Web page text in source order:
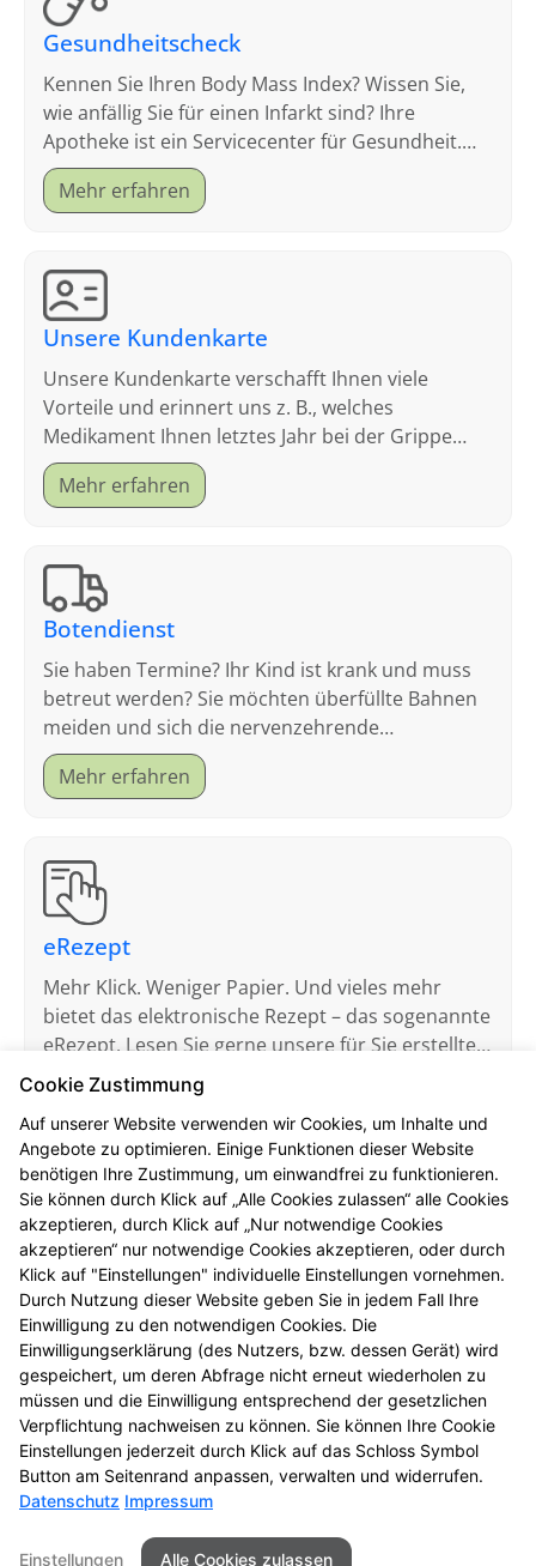
Gesundheitscheck
Kennen Sie Ihren Body Mass Index? Wissen Sie,
wie anfällig Sie für einen Infarkt sind? Ihre
Apotheke ist ein Servicecenter für Gesundheit.
Schauen Sie sich an, welche Tests wir anbieten.
Mehr erfahren
Unsere Kundenkarte
Unsere Kundenkarte verschafft Ihnen viele
Vorteile und erinnert uns z. B., welches
Medikament Ihnen letztes Jahr bei der Grippe
geholfen hat.
Mehr erfahren
Botendienst
Sie haben Termine? Ihr Kind ist krank und muss
betreut werden? Sie möchten überfüllte Bahnen
meiden und sich die nervenzehrende
Parkplatzsuche sparen?
Mehr erfahren
eRezept
Mehr Klick. Weniger Papier. Und vieles mehr
bietet das elektronische Rezept – das sogenannte
eRezept. Lesen Sie gerne unsere für Sie erstellten
FAQ.
Mehr erfahren
Elektronische Patientenakte
Hier finden Sie die wichtigsten Fragen und
Antworten rund um die ePA (elektronische
Patientenakte).
Mehr erfahren
Seitenübersicht Kontakt
Impressum
Cookie Zustimmung
Auf unserer Website verwenden wir Cookies, um Inhalte und
Angebote zu optimieren. Einige Funktionen dieser Website
benötigen Ihre Zustimmung, um einwandfrei zu funktionieren.
Sie können durch Klick auf „Alle Cookies zulassen“ alle Cookies
akzeptieren, durch Klick auf „Nur notwendige Cookies
akzeptieren“ nur notwendige Cookies akzeptieren, oder durch
Klick auf "Einstellungen" individuelle Einstellungen vornehmen.
Durch Nutzung dieser Website geben Sie in jedem Fall Ihre
Einwilligung zu den notwendigen Cookies. Die
Einwilligungserklärung (des Nutzers, bzw. dessen Gerät) wird
gespeichert, um deren Abfrage nicht erneut wiederholen zu
müssen und die Einwilligung entsprechend der gesetzlichen
Verpflichtung nachweisen zu können. Sie können Ihre Cookie
Einstellungen jederzeit durch Klick auf das Schloss Symbol
Button am Seitenrand anpassen, verwalten und widerrufen.
Datenschutz Impressum
Einstellungen Alle Cookies zulassen